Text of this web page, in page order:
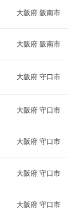
大阪府 阪南市
大阪府 阪南市
大阪府 守口市
大阪府 守口市
大阪府 守口市
大阪府 守口市
大阪府 守口市